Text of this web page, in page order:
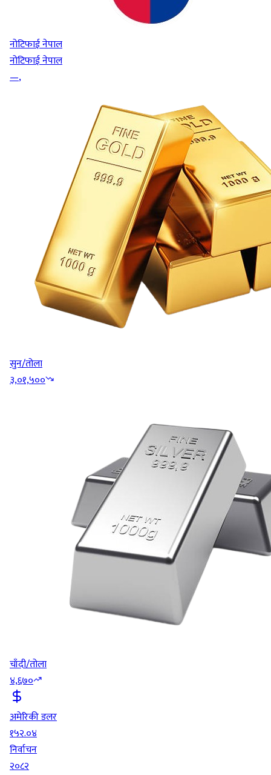
नोटिफाई नेपाल
नोटिफाई नेपाल
—,
सुन/तोला
३,०१,५००
चाँदी/तोला
४,६७०
अमेरिकी डलर
१५२.०४
निर्वाचन
२०८२